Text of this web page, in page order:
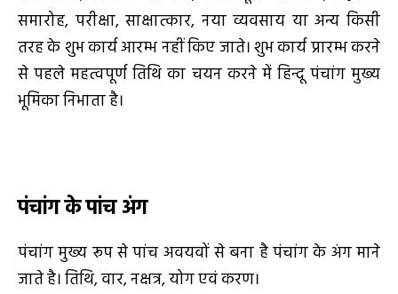
समारोह, परीक्षा, साक्षात्कार, नया व्यवसाय या अन्य किसी
तरह के शुभ कार्य आरम्भ नहीं किए जाते। शुभ कार्य प्रारम्भ करने
से पहले महत्वपूर्ण तिथि का चयन करने में हिन्दू पंचांग मुख्य
भूमिका निभाता है।
पंचांग के पांच अंग
पंचांग मुख्य रूप से पांच अवयवों से बना है पंचांग के अंग माने
जाते है। तिथि, वार, नक्षत्र, योग एवं करण।